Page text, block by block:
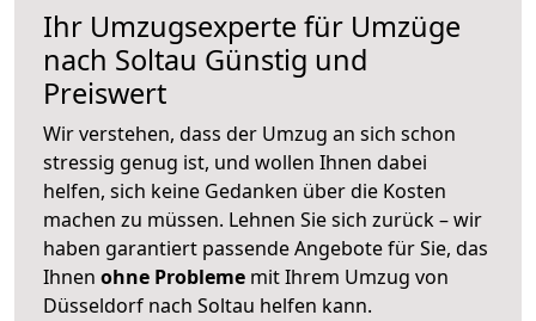
Ihr Umzugsexperte für Umzüge
nach Soltau Günstig und
Preiswert
Wir verstehen, dass der Umzug an sich schon
stressig genug ist, und wollen Ihnen dabei
helfen, sich keine Gedanken über die Kosten
machen zu müssen. Lehnen Sie sich zurück – wir
haben garantiert passende Angebote für Sie, das
Ihnen ohne Probleme mit Ihrem Umzug von
Düsseldorf nach Soltau helfen kann.